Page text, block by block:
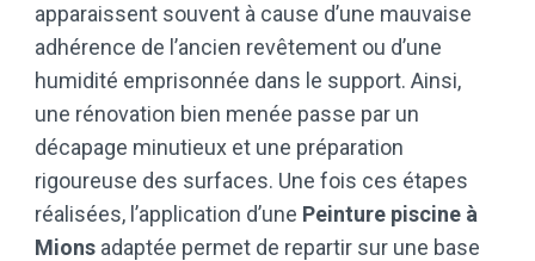
apparaissent souvent à cause d’une mauvaise
adhérence de l’ancien revêtement ou d’une
humidité emprisonnée dans le support. Ainsi,
une rénovation bien menée passe par un
décapage minutieux et une préparation
rigoureuse des surfaces. Une fois ces étapes
réalisées, l’application d’une Peinture piscine à
Mions adaptée permet de repartir sur une base